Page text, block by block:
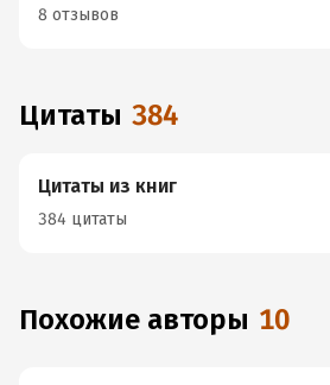
8 отзывов
Цитаты 384
Цитаты из книг
384 цитаты
Похожие авторы 10